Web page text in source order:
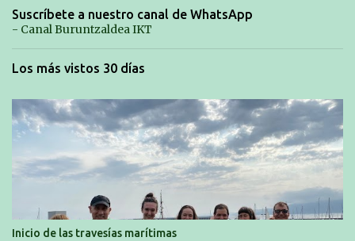
Suscríbete a nuestro canal de WhatsApp
- Canal Buruntzaldea IKT
Los más vistos 30 días
Inicio de las travesías marítimas